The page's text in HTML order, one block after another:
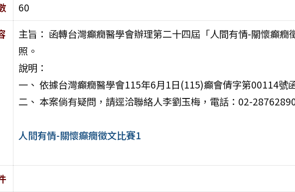
60
主旨： 函轉台灣癲癇醫學會辦理第二十四屆「人間有情-關懷癲癇
照。
說明：
一、 依據台灣癲癇醫學會115年6月1日(115)癲會倩字第00114號
二、 本案倘有疑問，請逕洽聯絡人李劉玉梅，電話：02-
人間有情-關懷癲癇徵文比賽1